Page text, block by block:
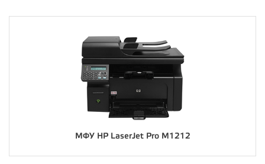
МФУ HP LaserJet Pro M1212